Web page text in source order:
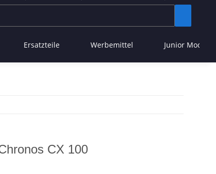
Ersatzteile Werbemittel Junior
CX 100